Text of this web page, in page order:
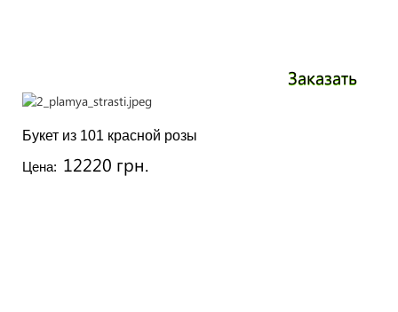
Заказать
Букет из 101 красной розы
Цена: 12220 грн.